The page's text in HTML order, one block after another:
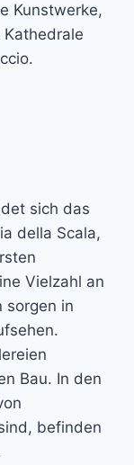
Kunstwerke,
sich das
della Scala,
Vielzahl an
sorgen in
Bau. In den
befinden